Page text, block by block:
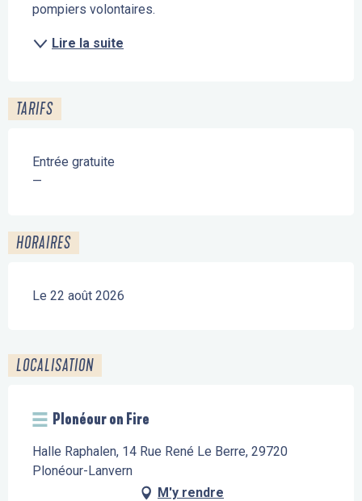
pompiers volontaires.
Lire la suite
TARIFS
Entrée gratuite
—
HORAIRES
Le 22 août 2026
LOCALISATION
Plonéour on Fire
Halle Raphalen, 14 Rue René Le Berre, 29720
Plonéour-Lanvern
M'y rendre